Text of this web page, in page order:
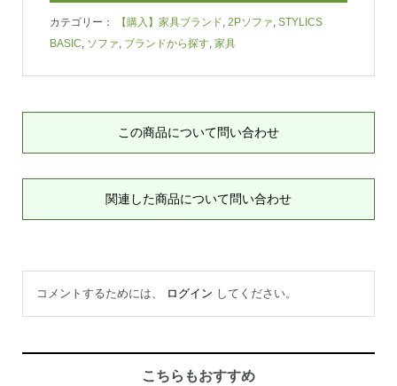
カテゴリー： 【購入】家具ブランド, 2Pソファ, STYLICS
BASIC, ソファ, ブランドから探す, 家具
この商品について問い合わせ
関連した商品について問い合わせ
コメントするためには、 ログイン してください。
こちらもおすすめ